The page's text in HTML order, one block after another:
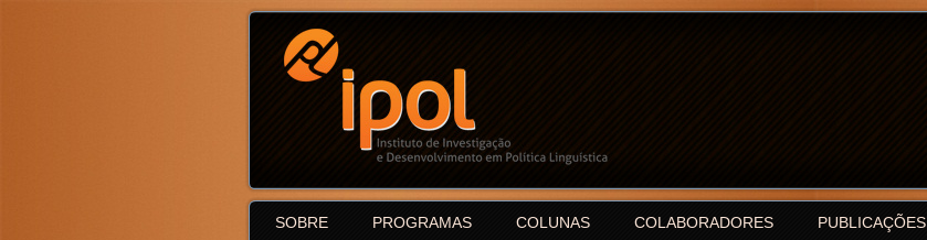
SOBRE PROGRAMAS COLUNAS COLABORADORES PUBLICAÇÕES